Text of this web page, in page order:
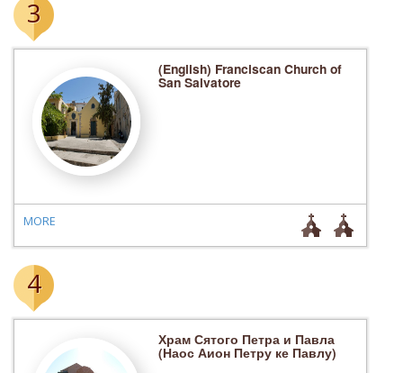
3
(English) Franciscan Church of
San Salvatore
MORE
4
Храм Сятого Петра и Павла
(Наос Аион Петру ке Павлу)